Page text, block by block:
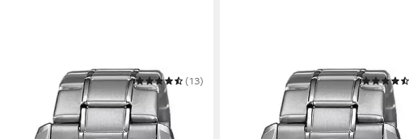
CASIO FUNK
Funkchronograph LCW-M100TSE-
(13)
299,00 €
CASIO FUNK
Funkchronograph LCW-M100TSE-
299,00 €